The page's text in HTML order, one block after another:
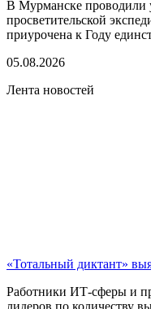
В Мурманске проводили
просветительской
приурочена к Году
05.08.2026
Лента новостей
«Тотальный диктант»
Работники ИТ-сферы и
лидеров по количеству